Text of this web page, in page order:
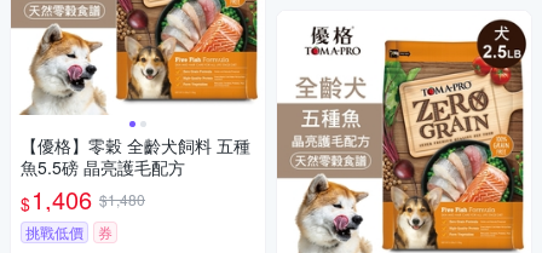
【優格】零穀 全齡犬飼料 五種
魚5.5磅 晶亮護毛配方
$1,406 $1,480
挑戰低價
券